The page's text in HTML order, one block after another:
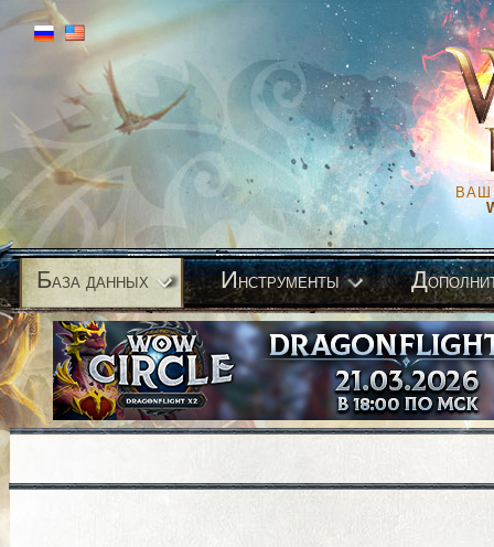
ВАШ
База данных Инструменты Д